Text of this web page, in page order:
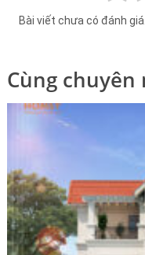
Bài viết chưa có đánh
Cùng chuyên